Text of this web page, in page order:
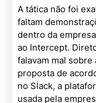
A tática não foi
faltam
dentro da
ao Intercept.
falavam mal
proposta de
no Slack, a
usada pela